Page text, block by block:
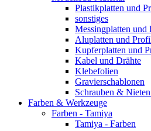
Plastikplatten und
sonstiges
Messingplatten und
Aluplatten und
Kupferplatten und
Kabel und Drähte
Klebefolien
Gravierschablonen
Schrauben &
Farben & Werkzeuge
Farben - Tamiya
Tamiya - Farben